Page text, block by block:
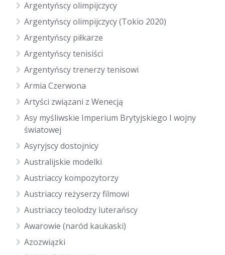
Argentyńscy olimpijczycy
Argentyńscy olimpijczycy (Tokio 2020)
Argentyńscy piłkarze
Argentyńscy tenisiści
Argentyńscy trenerzy tenisowi
Armia Czerwona
Artyści związani z Wenecją
Asy myśliwskie Imperium Brytyjskiego I wojny
światowej
Asyryjscy dostojnicy
Australijskie modelki
Austriaccy kompozytorzy
Austriaccy reżyserzy filmowi
Austriaccy teolodzy luterańscy
Awarowie (naród kaukaski)
Azozwiązki